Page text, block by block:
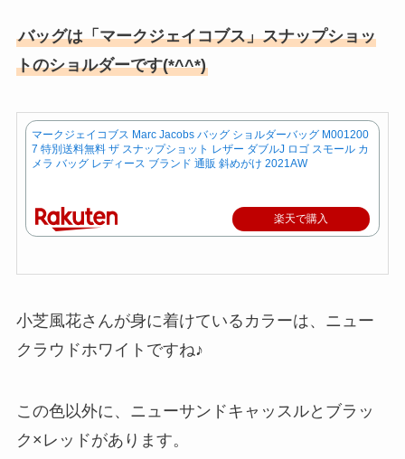
バッグは「マークジェイコブス」スナップショッ
トのショルダーです(*^^*)
マークジェイコブス Marc Jacobs バッグ ショルダーバッグ M001200
7 特別送料無料 ザ スナップショット レザー ダブルJ ロゴ スモール カ
メラ バッグ レディース ブランド 通販 斜めがけ 2021AW
楽天で購入
小芝風花さんが身に着けているカラーは、ニュー
クラウドホワイトですね♪
この色以外に、ニューサンドキャッスルとブラッ
ク×レッドがあります。